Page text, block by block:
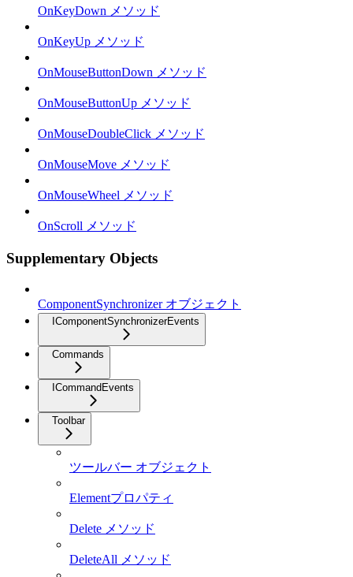
OnKeyDown メソッド
OnKeyUp メソッド
OnMouseButtonDown メソッド
OnMouseButtonUp メソッド
OnMouseDoubleClick メソッド
OnMouseMove メソッド
OnMouseWheel メソッド
OnScroll メソッド
Supplementary Objects
ComponentSynchronizer オブジェクト
IComponentSynchronizerEvents
Commands
ICommandEvents
Toolbar
ツールバー オブジェクト
Elementプロパティ
Delete メソッド
DeleteAll メソッド